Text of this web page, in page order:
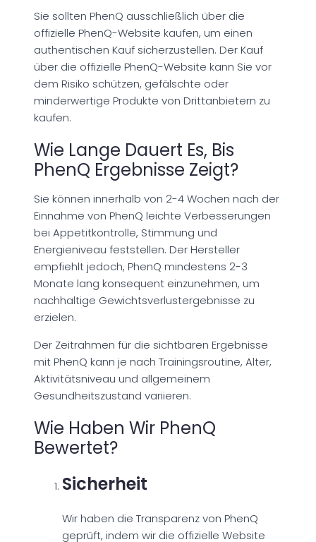
Sie sollten PhenQ ausschließlich über die
offizielle PhenQ-Website kaufen, um einen
authentischen Kauf sicherzustellen. Der Kauf
über die offizielle PhenQ-Website kann Sie vor
dem Risiko schützen, gefälschte oder
minderwertige Produkte von Drittanbietern zu
kaufen.
Wie Lange Dauert Es, Bis
PhenQ Ergebnisse Zeigt?
Sie können innerhalb von 2-4 Wochen nach der
Einnahme von PhenQ leichte Verbesserungen
bei Appetitkontrolle, Stimmung und
Energieniveau feststellen. Der Hersteller
empfiehlt jedoch, PhenQ mindestens 2-3
Monate lang konsequent einzunehmen, um
nachhaltige Gewichtsverlustergebnisse zu
erzielen.
Der Zeitrahmen für die sichtbaren Ergebnisse
mit PhenQ kann je nach Trainingsroutine, Alter,
Aktivitätsniveau und allgemeinem
Gesundheitszustand variieren.
Wie Haben Wir PhenQ
Bewertet?
Sicherheit
Wir haben die Transparenz von PhenQ
geprüft, indem wir die offizielle Website